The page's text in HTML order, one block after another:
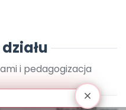
i pedagogizacja